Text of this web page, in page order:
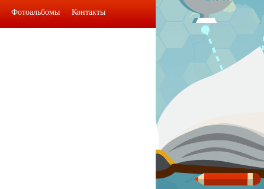
Фотоальбомы Контакты